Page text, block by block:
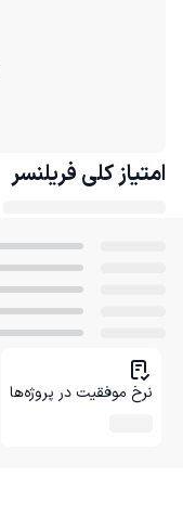
امتیاز کلی فریلنسر
نرخ موفقیت در پروژه‌ها